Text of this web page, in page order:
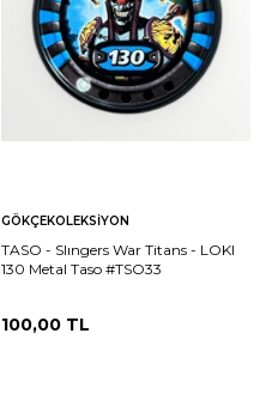
GÖKÇEKOLEKSIYON
TASO - Slıngers War Titans - LOKI
130 Metal Taso #TSO33
100,00TL